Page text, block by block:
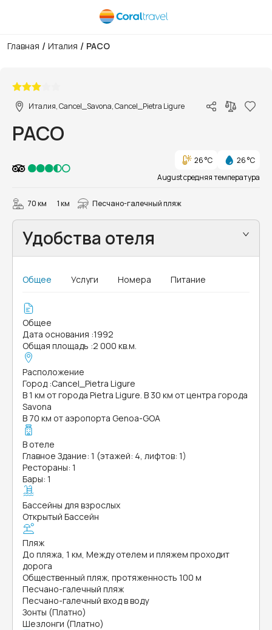
Главная / Италия / PACO
Италия, Cancel_Savona, Cancel_Pietra Ligure
PACO
26 °C
26 °C
August средняя температура
70 км 1 км Песчано-галечный пляж
Удобства отеля
Общее Услуги Номера Питание
Общее
Дата основания :1992
Общая площадь :2 000 кв.м.
Расположение
Город :Cancel_Pietra Ligure
В 1 км от города Pietra Ligure. В 30 км от центра города
Savona
В 70 км от аэропорта Genoa-GOA
В отеле
Главное Здание: 1 (этажей: 4, лифтов: 1)
Рестораны: 1
Бары: 1
Бассейны для взрослых
Открытый Бассейн
Пляж
До пляжа, 1 км, Между отелем и пляжем проходит
дорога
Общественный пляж, протяженность 100 м
Песчано-галечный пляж
Песчано-галечный вход в воду
Зонты (Платно)
Шезлонги (Платно)